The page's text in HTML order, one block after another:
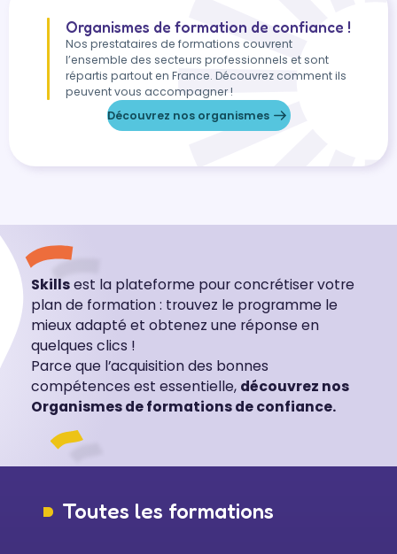
Organismes de formation de confiance !
Nos prestataires de formations couvrent
l’ensemble des secteurs professionnels et sont
répartis partout en France. Découvrez comment ils
peuvent vous accompagner !
Découvrez nos organismes
Skillsest la plateforme pour concrétiser votre
plan de formation : trouvez le programme le
mieux adapté et obtenez une réponse en
quelques clics !
Parce que l’acquisition des bonnes
compétences est essentielle, découvrez nos
Organismes de formations de confiance.
Toutes les formations